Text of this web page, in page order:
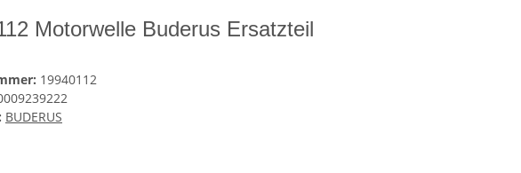
Motorwelle Buderus Ersatzteil
19940112
BUDERUS